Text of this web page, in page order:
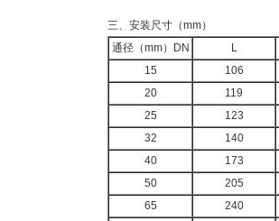
三、安装尺寸（mm）
通径（mm）DN
L
15
106
20
119
25
123
32
140
40
173
50
205
65
240